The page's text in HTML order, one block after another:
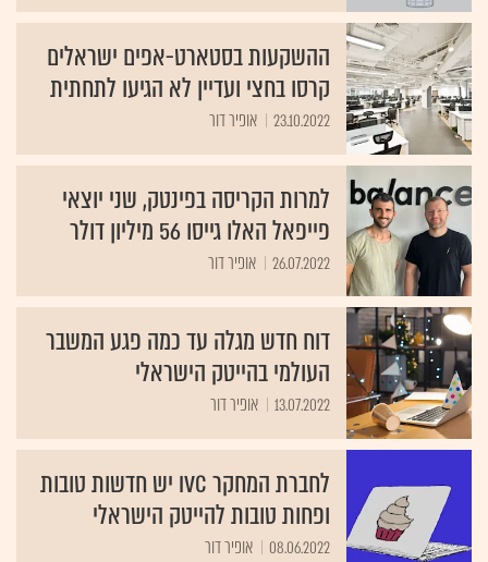
ההשקעות בסטארט-אפים ישראלים
קרסו בחצי ועדיין לא הגיעו לתחתית
23.10.2022 אופיר דור
למרות הקריסה בפינטק, שני יוצאי
פייפאל האלו גייסו 56 מיליון דולר
26.07.2022 אופיר דור
דוח חדש מגלה עד כמה פגע המשבר
העולמי בהייטק הישראלי
13.07.2022 אופיר דור
לחברת המחקר IVC יש חדשות טובות
ופחות טובות להייטק הישראלי
08.06.2022 אופיר דור